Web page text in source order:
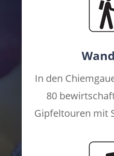
In den
80
Gipfeltouren mit